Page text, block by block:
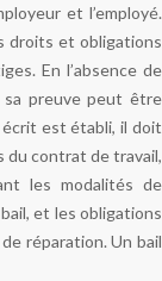
et l’employé.
droits et obligations
En l’absence de
sa preuve peut être
écrit est établi, il doit
du contrat de travail,
les modalités de
et les obligations
réparation. Un bail